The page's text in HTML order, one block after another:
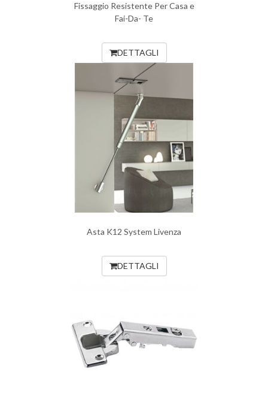
Fissaggio Resistente Per Casa e
Fai-Da- Te
DETTAGLI
Asta K12 System Livenza
DETTAGLI